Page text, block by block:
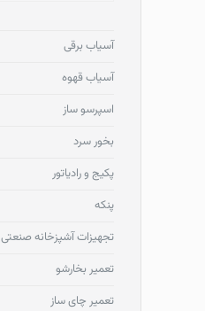
آسیاب برقی
آسیاب قهوه
اسپرسو ساز
بخور سرد
پکیج و رادیاتور
پنکه
تجهیزات آشپزخانه صنعتی
تعمیر بخارشو
تعمیر چای ساز